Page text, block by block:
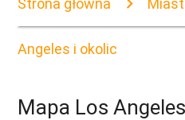
Strona główna
Angeles i okolic
Mapa Los